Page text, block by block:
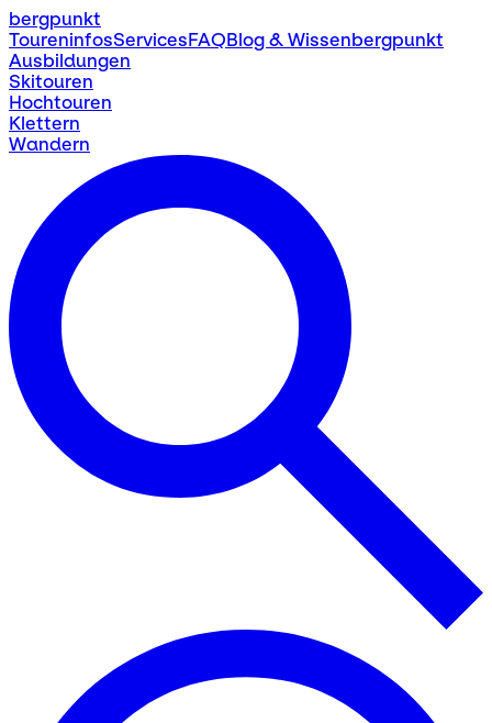
bergpunkt
ToureninfosServicesFAQBlog & Wissenbergpunkt
Ausbildungen
Skitouren
Hochtouren
Klettern
Wandern